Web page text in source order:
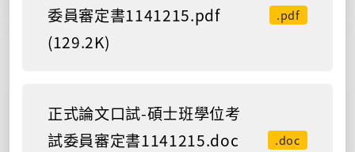
委員審定書1141215.pdf
(129.2K)
.pdf
正式論文口試-碩士班學位考
試委員審定書1141215.doc
.doc